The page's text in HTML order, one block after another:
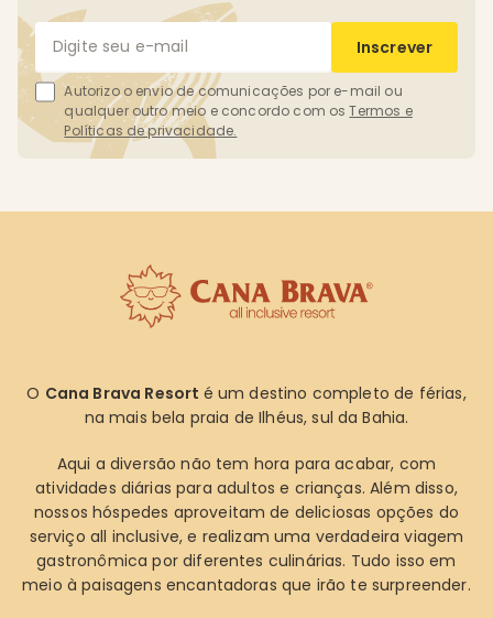
Inscrever
Autorizo o envio de comunicações por e-mail ou
qualquer outro meio e concordo com osTermos e
Políticas de privacidade.
O Cana Brava Resort é um destino completo de férias,
na mais bela praia de Ilhéus, sul da Bahia.
Aqui a diversão não tem hora para acabar, com
atividades diárias para adultos e crianças. Além disso,
nossos hóspedes aproveitam de deliciosas opções do
serviço all inclusive, e realizam uma verdadeira viagem
gastronômica por diferentes culinárias. Tudo isso em
meio à paisagens encantadoras que irão te surpreender.